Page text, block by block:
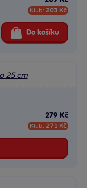
Klub: 203 Kč
Do košíku
279 Kč
Klub: 271 Kč